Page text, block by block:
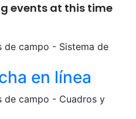
events at this time
en línea